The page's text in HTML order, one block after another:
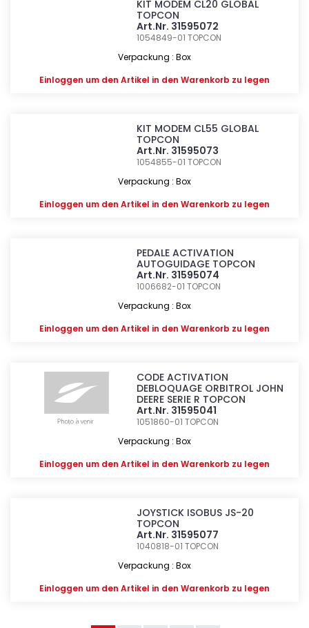
KIT MODEM CL20 GLOBAL
TOPCON
Art.Nr. 31595072
1054849-01TOPCON
Verpackung : Box
Einloggen um den Artikel in den Warenkorb zu legen
KIT MODEM CL55 GLOBAL
TOPCON
Art.Nr. 31595073
1054855-01TOPCON
Verpackung : Box
Einloggen um den Artikel in den Warenkorb zu legen
PEDALE ACTIVATION
AUTOGUIDAGE TOPCON
Art.Nr. 31595074
1006682-01TOPCON
Verpackung : Box
Einloggen um den Artikel in den Warenkorb zu legen
CODE ACTIVATION
DEBLOQUAGE ORBITROL JOHN
DEERE SERIE R TOPCON
Art.Nr. 31595041
1051860-01TOPCON
Verpackung : Box
Einloggen um den Artikel in den Warenkorb zu legen
JOYSTICK ISOBUS JS-20
TOPCON
Art.Nr. 31595077
1040818-01TOPCON
Verpackung : Box
Einloggen um den Artikel in den Warenkorb zu legen